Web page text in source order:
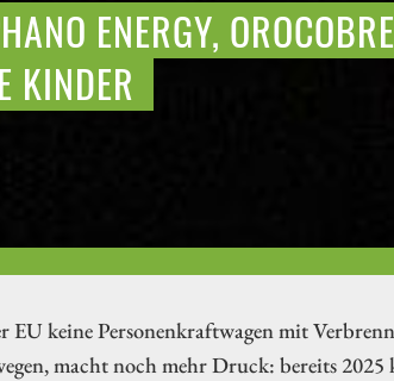
ENERGY,
KINDER
keine Personenkraftwagen mit
macht noch mehr Druck: bereits